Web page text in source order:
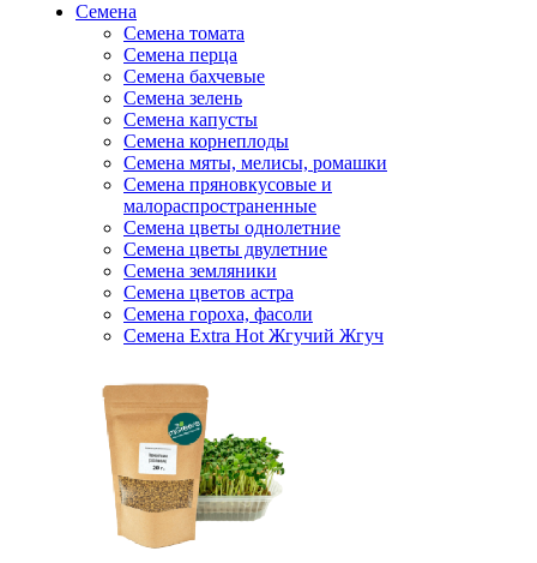
Семена
Семена томата
Семена перца
Семена бахчевые
Семена зелень
Семена капусты
Семена корнеплоды
Семена мяты, мелисы, ромашки
Семена пряновкусовые и
малораспространенные
Семена цветы однолетние
Семена цветы двулетние
Семена земляники
Семена цветов астра
Семена гороха, фасоли
Семена Extra Hot Жгучий Жгуч